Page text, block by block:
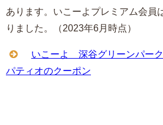
あります。いこーよプレミアム会員
りました。（2023年6月時点）
いこーよ 深谷グリーンパーク
パティオのクーポン